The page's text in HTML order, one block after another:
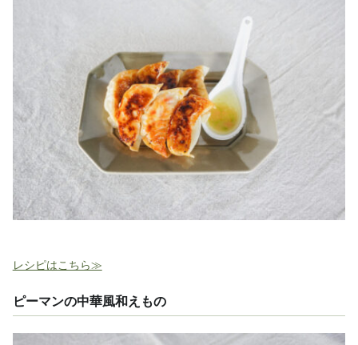
レシピはこちら≫
ピーマンの中華風和えもの